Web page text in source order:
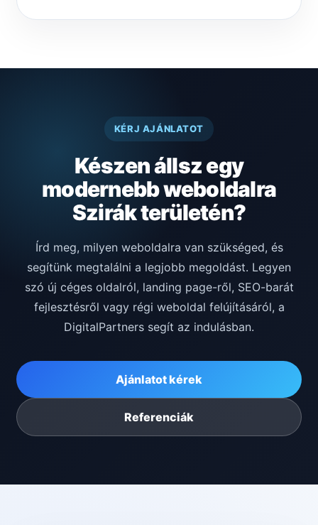
KÉRJ AJÁNLATOT
Készen állsz egy
modernebb weboldalra
Szirák területén?
Írd meg, milyen weboldalra van szükséged, és
segítünk megtalálni a legjobb megoldást. Legyen
szó új céges oldalról, landing page-ről, SEO-barát
fejlesztésről vagy régi weboldal felújításáról, a
DigitalPartners segít az indulásban.
Ajánlatot kérek
Referenciák